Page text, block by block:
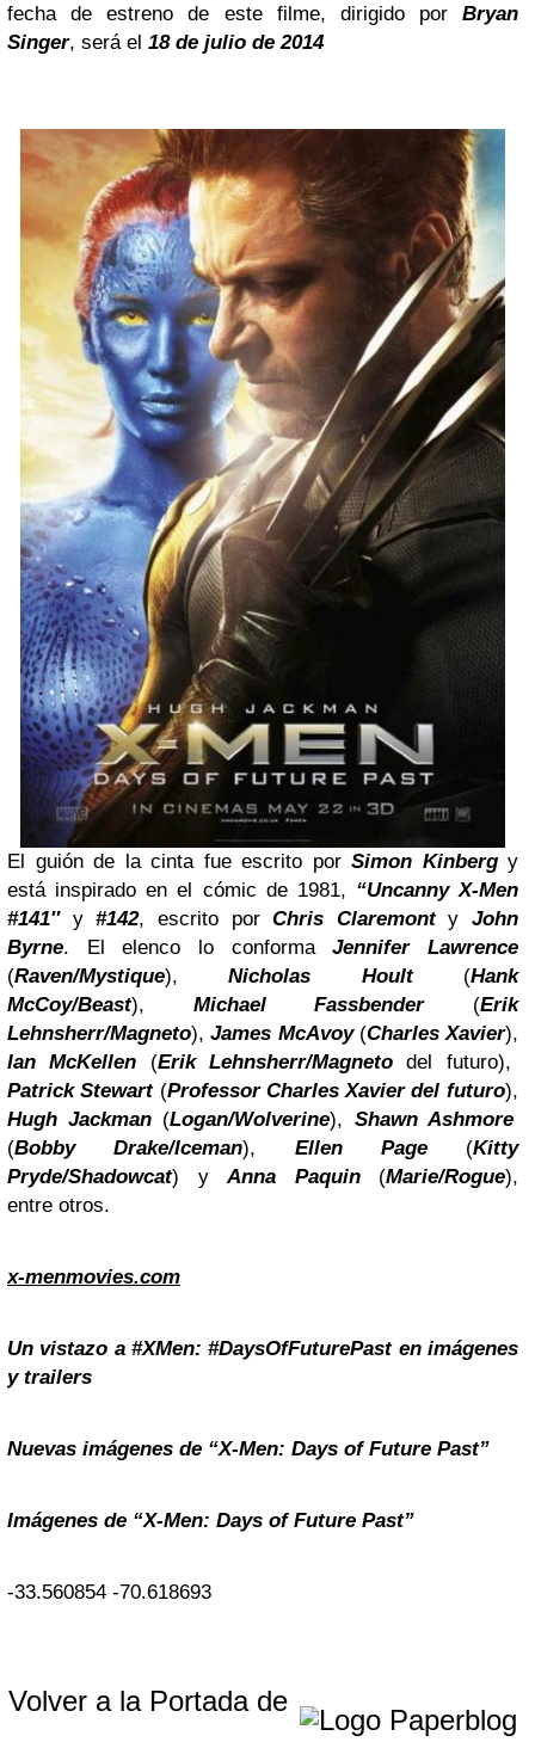
fecha de estreno de este filme, dirigido por Bryan
Singer, será el 18 de julio de 2014
El guión de la cinta fue escrito por Simon Kinbergy
está inspirado en el cómic de 1981, “Uncanny X-Men
#141″y#142, escrito porChris Claremonty John
Byrne. El elenco lo conformaJennifer Lawrence
(Raven/Mystique), Nicholas Hoult (Hank
McCoy/Beast), Michael Fassbender (Erik
Lehnsherr/Magneto), James McAvoy (Charles Xavier),
Ian McKellen
(Erik Lehnsherr/Magnetodel futuro),
Patrick Stewart (Professor Charles Xavierdel futuro),
Hugh Jackman (Logan/Wolverine), Shawn Ashmore
(Bobby Drake/Iceman), Ellen Page (Kitty
Pryde/Shadowcat) yAnna Paquin(Marie/Rogue),
entre otros.
x-menmovies.com
Un vistazo a #XMen: #DaysOfFuturePast en imágenes
y trailers
Nuevas imágenes de “X-Men: Days of Future Past”
Imágenes de “X-Men: Days of Future Past”
-33.560854 -70.618693
Volver a la Portada de